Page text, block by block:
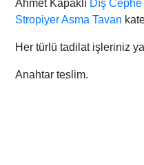
Ahmet Kapaklı Dış
Stropiyer Asma Tavan
Her türlü tadilat işleriniz
Anahtar teslim.